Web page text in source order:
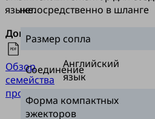
языке.
Документы
Обзор
семейства
продукции
Английский
язык
непосредственно в шланге
Размер сопла
Соединение
Форма компактных
эжекторов